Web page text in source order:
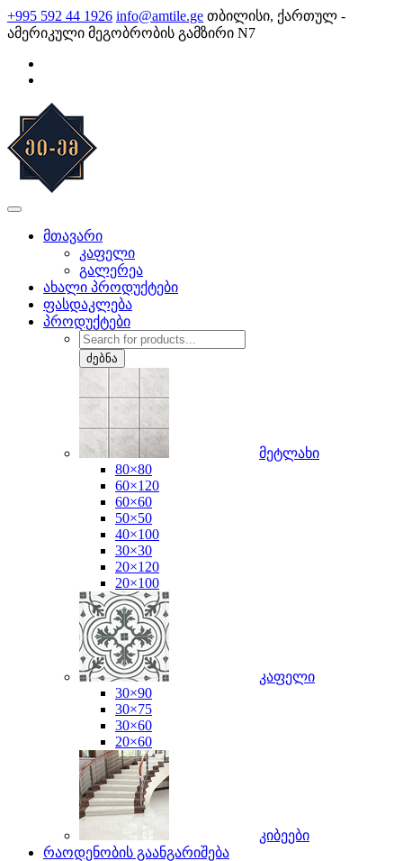
Skip
to
content
+995 592 44 1926 info@amtile.ge თბილისი, ქართულ -
ამერიკული მეგობრობის გამზირი N7
მთავარი
კაფელი
გალერეა
ახალი პროდუქტები
ფასდაკლება
პროდუქტები
Products
search
ძებნა
მეტლახი
80×80
60×120
60×60
50×50
40×100
30×30
20×120
20×100
კაფელი
30×90
30×75
30×60
20×60
კიბეები
რაოდენობის გაანგარიშება